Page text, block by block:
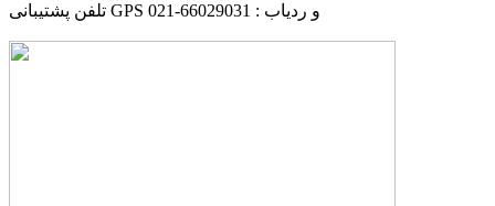
تلفن پشتیبانی GPS و ردیاب : 66029031-021